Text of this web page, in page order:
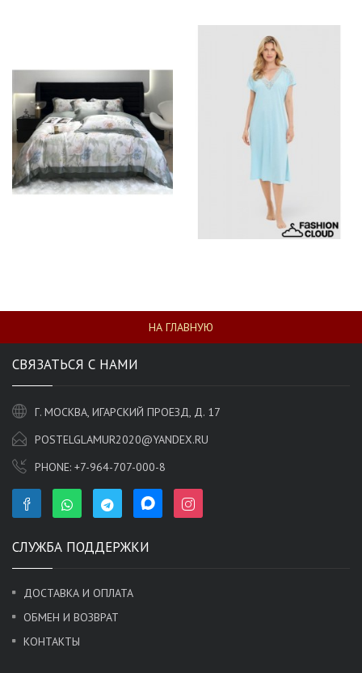
НА ГЛАВНУЮ
СВЯЗАТЬСЯ С НАМИ
Г. МОСКВА, ИГАРСКИЙ ПРОЕЗД, Д. 17
POSTELGLAMUR2020@YANDEX.RU
PHONE: +7-964-707-000-8
СЛУЖБА ПОДДЕРЖКИ
ДОСТАВКА И ОПЛАТА
ОБМЕН И ВОЗВРАТ
КОНТАКТЫ